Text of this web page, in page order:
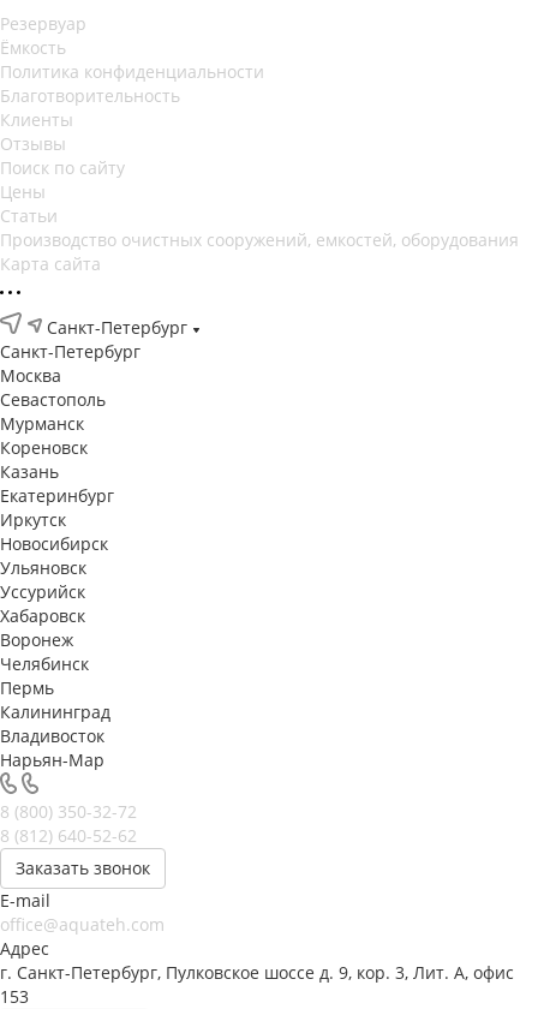
Резервуар
Ёмкость
Политика конфиденциальности
Благотворительность
Клиенты
Отзывы
Поиск по сайту
Цены
Статьи
Производство очистных сооружений, емкостей, оборудования
Карта сайта
Санкт-Петербург
Санкт-Петербург
Москва
Севастополь
Мурманск
Кореновск
Казань
Екатеринбург
Иркутск
Новосибирск
Ульяновск
Уссурийск
Хабаровск
Воронеж
Челябинск
Пермь
Калининград
Владивосток
Нарьян-Мар
8 (800) 350-32-72
8 (812) 640-52-62
Заказать звонок
E-mail
office@aquateh.com
Адрес
г. Санкт-Петербург, Пулковское шоссе д. 9, кор. 3, Лит. А, офис
153